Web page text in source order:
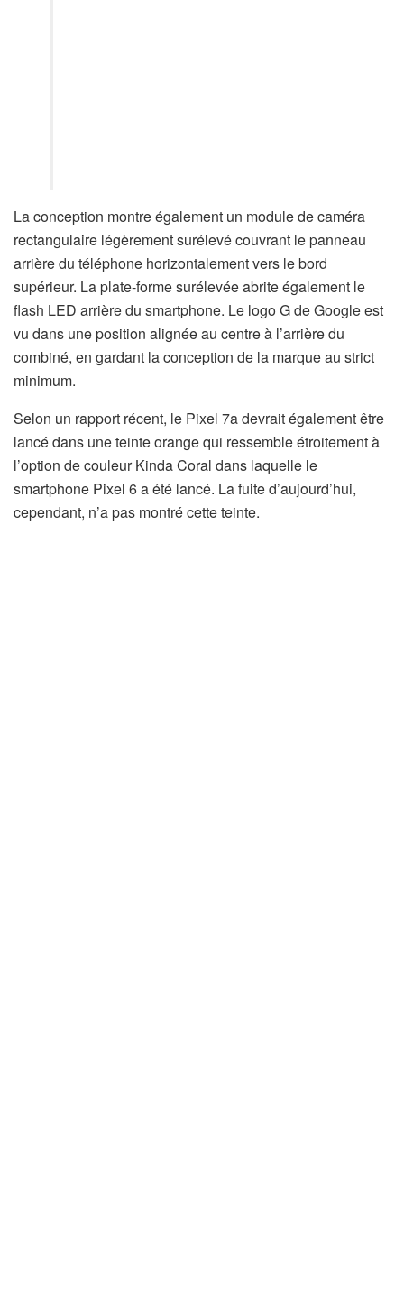
La conception montre également un module de caméra
rectangulaire légèrement surélevé couvrant le panneau
arrière du téléphone horizontalement vers le bord
supérieur. La plate-forme surélevée abrite également le
flash LED arrière du smartphone. Le logo G de Google est
vu dans une position alignée au centre à l’arrière du
combiné, en gardant la conception de la marque au strict
minimum.
Selon un rapport récent, le Pixel 7a devrait également être
lancé dans une teinte orange qui ressemble étroitement à
l’option de couleur Kinda Coral dans laquelle le
smartphone Pixel 6 a été lancé. La fuite d’aujourd’hui,
cependant, n’a pas montré cette teinte.